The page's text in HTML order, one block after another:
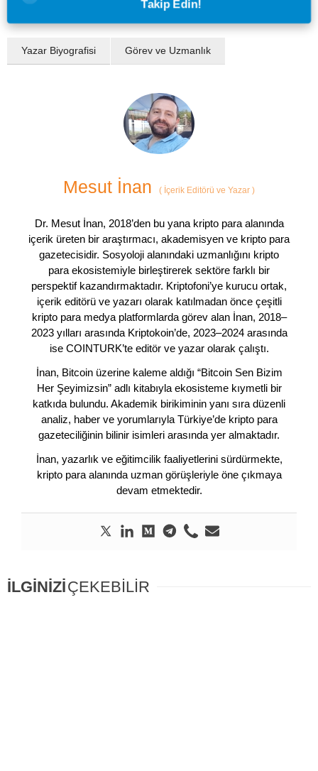
Takip Edin!
Yazar Biyografisi Görev ve Uzmanlık
Mesut İnan ( İçerik Editörü ve Yazar )
Dr. Mesut İnan, 2018’den bu yana kripto para alanında
içerik üreten bir araştırmacı, akademisyen ve kripto para
gazetecisidir. Sosyoloji alanındaki uzmanlığını kripto
para ekosistemiyle birleştirerek sektöre farklı bir
perspektif kazandırmaktadır. Kriptofoni’ye kurucu ortak,
içerik editörü ve yazarı olarak katılmadan önce çeşitli
kripto para medya platformlarda görev alan İnan, 2018–
2023 yılları arasında Kriptokoin’de, 2023–2024 arasında
ise COINTURK’te editör ve yazar olarak çalıştı.
İnan, Bitcoin üzerine kaleme aldığı “Bitcoin Sen Bizim
Her Şeyimizsin” adlı kitabıyla ekosisteme kıymetli bir
katkıda bulundu. Akademik birikiminin yanı sıra düzenli
analiz, haber ve yorumlarıyla Türkiye’de kripto para
gazeteciliğinin bilinir isimleri arasında yer almaktadır.
İnan, yazarlık ve eğitimcilik faaliyetlerini sürdürmekte,
kripto para alanında uzman görüşleriyle öne çıkmaya
devam etmektedir.
İLGİNİZİÇEKEBİLİR